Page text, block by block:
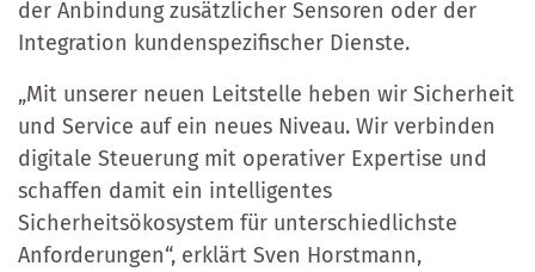
der Anbindung zusätzlicher Sensoren oder der
Integration kundenspezifischer Dienste.
„Mit unserer neuen Leitstelle heben wir Sicherheit
und Service auf ein neues Niveau. Wir verbinden
digitale Steuerung mit operativer Expertise und
schaffen damit ein intelligentes
Sicherheitsökosystem für unterschiedlichste
Anforderungen“, erklärt Sven Horstmann,